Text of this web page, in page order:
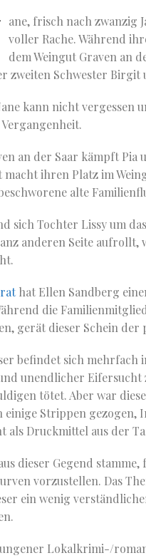
ane, frisch nach zwanzig
voller Rache. Während
dem Weingut Graven an
zweiten Schwester Birgit
kann nicht vergessen
an der Saar kämpft Pia
macht ihren Platz im
alte
sich Tochter Lissy um
anderen Seite aufrollt,
hat Ellen Sandberg
die
gerät dieser Schein der
befindet sich mehrfach
unendlicher
tötet. Aber war
einige Strippen gezogen,
als Druckmittel aus der
dieser Gegend
vorzustellen. Das
ein wenig
Lokalkrimi-/